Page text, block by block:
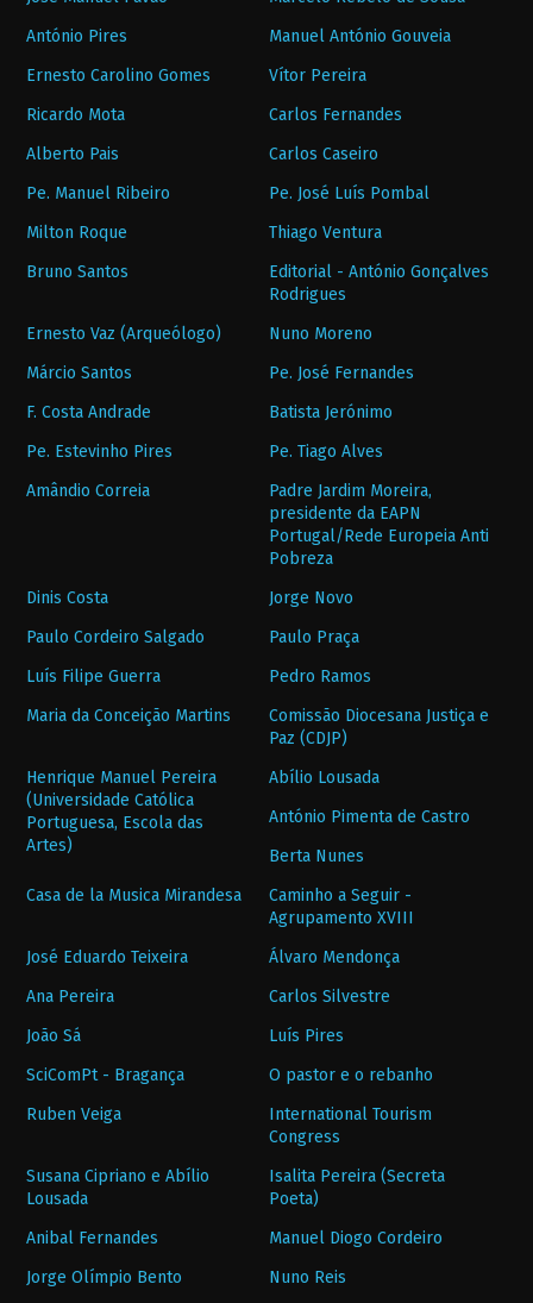
António Pires
Manuel António Gouveia
Ernesto Carolino Gomes
Vítor Pereira
Ricardo Mota
Carlos Fernandes
Alberto Pais
Carlos Caseiro
Pe. Manuel Ribeiro
Pe. José Luís Pombal
Milton Roque
Thiago Ventura
Bruno Santos
Editorial - António Gonçalves
Rodrigues
Ernesto Vaz (Arqueólogo)
Nuno Moreno
Márcio Santos
Pe. José Fernandes
F. Costa Andrade
Batista Jerónimo
Pe. Estevinho Pires
Pe. Tiago Alves
Amândio Correia
Padre Jardim Moreira,
presidente da EAPN
Portugal/Rede Europeia Anti
Pobreza
Dinis Costa
Jorge Novo
Paulo Cordeiro Salgado
Paulo Praça
Luís Filipe Guerra
Pedro Ramos
Maria da Conceição Martins
Comissão Diocesana Justiça e
Paz (CDJP)
Henrique Manuel Pereira
(Universidade Católica
Portuguesa, Escola das
Artes)
Abílio Lousada
António Pimenta de Castro
Berta Nunes
Casa de la Musica Mirandesa
Caminho a Seguir -
Agrupamento XVIII
José Eduardo Teixeira
Álvaro Mendonça
Ana Pereira
Carlos Silvestre
João Sá
Luís Pires
SciComPt - Bragança
O pastor e o rebanho
Ruben Veiga
International Tourism
Congress
Susana Cipriano e Abílio
Lousada
Isalita Pereira (Secreta
Poeta)
Anibal Fernandes
Manuel Diogo Cordeiro
Jorge Olímpio Bento
Nuno Reis